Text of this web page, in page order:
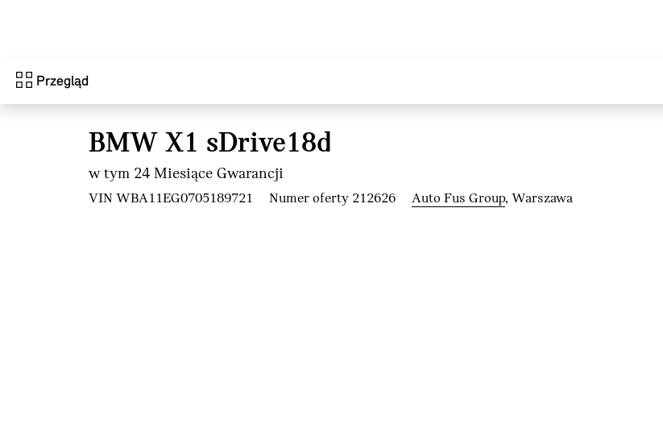
Przegląd
BMW X1 sDrive18d
w tym 24 Miesiące Gwarancji
VIN WBA11EG0705189721 Numer oferty 212626 Auto Fus Group, Warszawa